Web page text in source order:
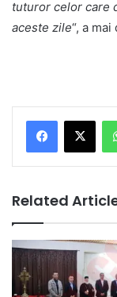
tuturor celor care
aceste zile“, a
Related